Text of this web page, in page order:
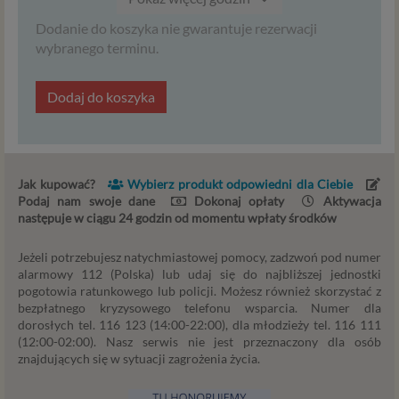
-
-
-
Dodanie do koszyka nie gwarantuje rezerwacji
wybranego terminu.
Dodaj do koszyka
Jak kupować?
Wybierz produkt odpowiedni dla Ciebie
Podaj nam swoje dane
Dokonaj opłaty
Aktywacja
następuje w ciągu 24 godzin od momentu wpłaty środków
Jeżeli potrzebujesz natychmiastowej pomocy, zadzwoń pod numer
alarmowy 112 (Polska) lub udaj się do najbliższej jednostki
pogotowia ratunkowego lub policji. Możesz również skorzystać z
bezpłatnego kryzysowego telefonu wsparcia. Numer dla
dorosłych tel. 116 123 (14:00-22:00), dla młodzieży tel. 116 111
(12:00-02:00). Nasz serwis nie jest przeznaczony dla osób
znajdujących się w sytuacji zagrożenia życia.
możesz ją w każdej chwili wycofać.
Masz również prawo żądania dostępu do Twoich
danych osobowych, ich sprostowania, usunięcia lub
danych, wyrażenia sprzeciwu wobec przetwarzani
danych oraz prawo do wniesienia skargi do organu
Zgoda na przetwarzanie Twoich danych
osobowych
Jeśli chcesz zgodzić się na przetwarzanie przez podmioty z
Psychology Consulting Aneta Styńska (serwis
Psychorada.pl) i Zaufanych Partnerów Twoich danych
osobowych zebranych w związku z korzystaniem przez
Ciebie ze stron i aplikacji internetowych dostarczanych
przez Psychorada.pl w celach marketingowych
zestawianie w profile marketingowe na podstawie Twojej